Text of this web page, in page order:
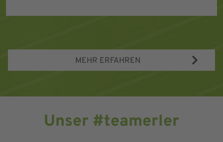
MEHR ERFAHREN
Unser #teamerler